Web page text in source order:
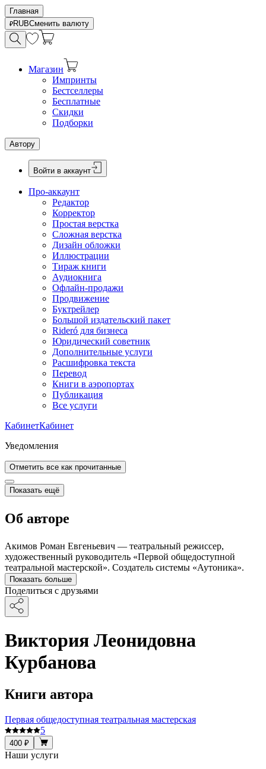
Главная
RUBСменить валюту
Магазин
Импринты
Бестселлеры
Бесплатные
Скидки
Подборки
Автору
Войти в аккаунт
Про-аккаунт
Редактор
Корректор
Простая верстка
Сложная верстка
Дизайн обложки
Иллюстрации
Тираж книги
Аудиокнига
Офлайн-продажи
Продвижение
Буктрейлер
Большой издательский пакет
Rideró для бизнеса
Юридический советник
Дополнительные услуги
Расшифровка текста
Перевод
Книги в аэропортах
Публикация
Все услуги
КабинетКабинет
Уведомления
Отметить все как прочитанные
Показать ещё
Об авторе
Акимов Роман Евгеньевич — театральный режиссер,
художественный руководитель «Первой общедоступной
театральной мастерской». Создатель системы «Аутоника».
Показать больше
Поделиться с друзьями
Виктория Леонидовна
Курбанова
Книги автора
Первая общедоступная театральная мастерская
5
400 ₽
Наши услуги